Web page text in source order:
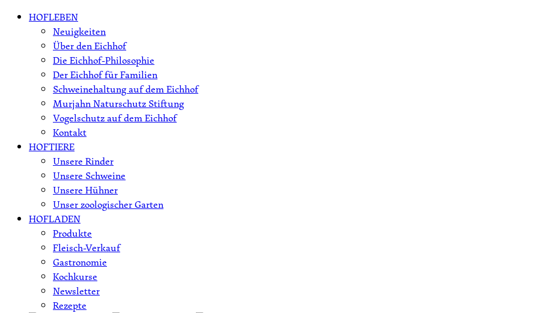
Skip HOFLEBEN
Neuigkeiten
Über den Eichhof
Die Eichhof-Philosophie
Der Eichhof für Familien
Schweinehaltung auf dem Eichhof
Murjahn Naturschutz Stiftung
Vogelschutz auf dem Eichhof
Kontakt
HOFTIERE
Unsere Rinder
Unsere Schweine
Unsere Hühner
Unser zoologischer Garten
HOFLADEN
Produkte
Fleisch-Verkauf
Gastronomie
Kochkurse
Newsletter
Rezepte